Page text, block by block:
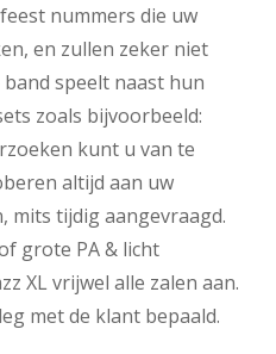
nummers die uw
en zullen zeker niet
speelt naast hun
zoals bijvoorbeeld:
kunt u van te
altijd aan uw
mits tijdig aangevraagd.
grote PA & licht
XL vrijwel alle zalen aan.
met de klant bepaald.